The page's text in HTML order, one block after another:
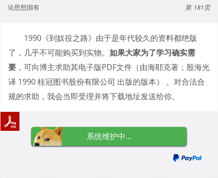
论思想国有
181
1990《到奴役之路》由于是年代较久的资料都绝版
了，几乎不可能购买到实物。 如果大家为了学习确实需
要 ，可向博主求助其电子版PDF文件（由海耶克著；殷海光
译 1990 桂冠图书股份有限公司 出版的版本） 。对合法合
规的求助，我会当即受理并将下载地址发送给你。
系统维护中...